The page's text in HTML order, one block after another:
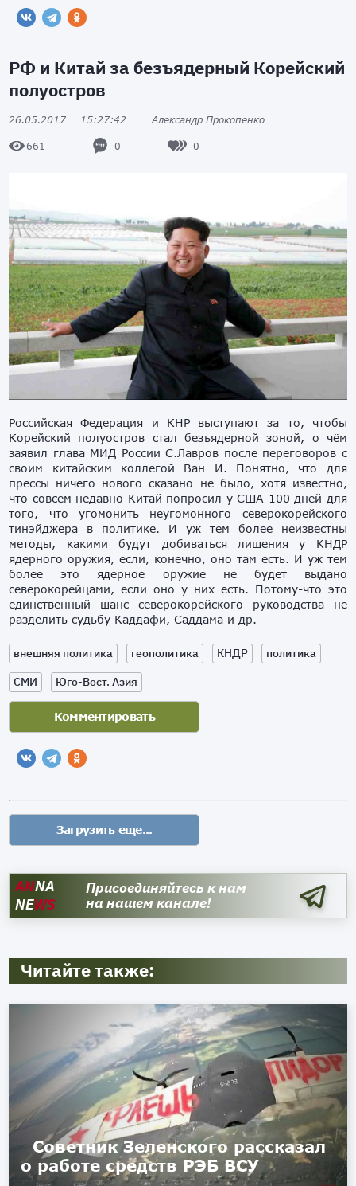
РФ и Китай за безъядерный Корейский
полуостров
26.05.2017 15:27:42 Александр Прокопенко
661 0 0
Российская Федерация и КНР выступают за то, чтобы
Корейский полуостров стал безъядерной зоной, о чём
заявил глава МИД России С.Лавров после переговоров с
своим китайским коллегой Ван И. Понятно, что для
прессы ничего нового сказано не было, хотя известно,
что совсем недавно Китай попросил у США 100 дней для
того, что угомонить неугомонного северокорейского
тинэйджера в политике. И уж тем более неизвестны
методы, какими будут добиваться лишения у КНДР
ядерного оружия, если, конечно, оно там есть. И уж тем
более это ядерное оружие не будет выдано
северокорейцами, если оно у них есть. Потому-что это
единственный шанс северокорейского руководства не
разделить судьбу Каддафи, Саддама и др.
внешняя политика геополитика КНДР
политика
СМИ
Юго-Вост. Азия
ANNA
NEWS
Присоединяйтесь к нам
на нашем канале!
Читайте также:
Советник Зеленского рассказал
о работе средств РЭБ ВСУ